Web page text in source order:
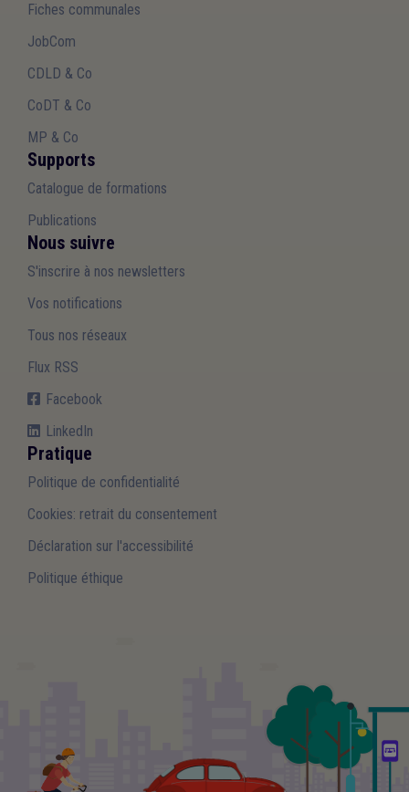
Fiches communales
JobCom
CDLD & Co
CoDT & Co
MP & Co
Supports
Catalogue de formations
Publications
Nous suivre
S'inscrire à nos newsletters
Vos notifications
Tous nos réseaux
Flux RSS
Facebook
LinkedIn
Pratique
Politique de confidentialité
Cookies: retrait du consentement
Déclaration sur l'accessibilité
Politique éthique